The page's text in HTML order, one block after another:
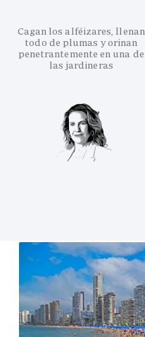
Cagan los alféizares, llenan
todo de plumas y orinan
penetrantemente en una de
las jardineras